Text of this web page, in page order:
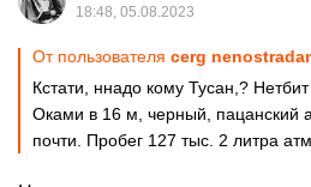
18:48, 05.08.2023
От пользователя cerg
Кстати, ннадо кому Тусан,?
Оками в 16 м, черный, пацанский
почти. Пробег 127 тыс. 2 литра